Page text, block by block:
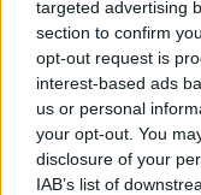
targeted advertising
section to confirm
opt-out request is
interest-based ads
us or personal
your opt-out. You
disclosure of your
IAB’s list of
Pestality Máté - 2025.